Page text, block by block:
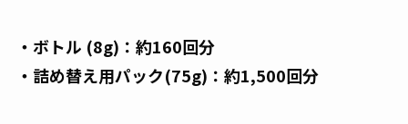
・ボトル (8g)：約160回分
・詰め替え用パック(75g)：約1,500回分